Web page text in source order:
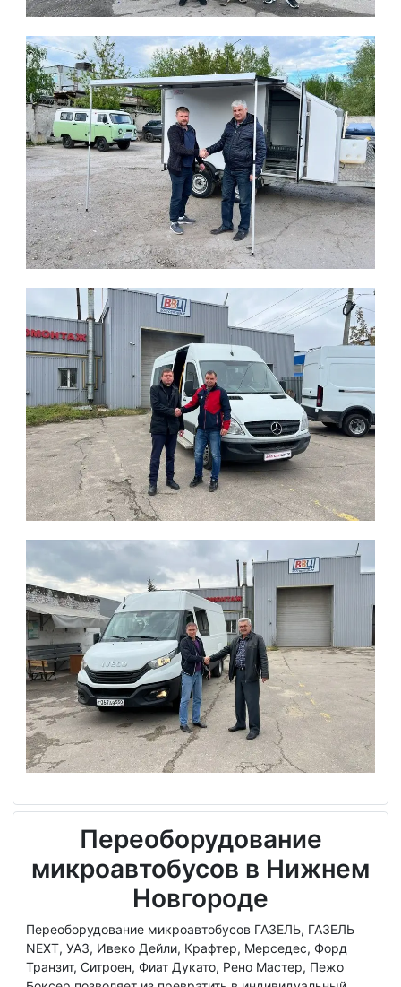
Переоборудование
микроавтобусов в Нижнем
Новгороде
Переоборудование микроавтобусов ГАЗЕЛЬ, ГАЗЕЛЬ
NEXT, УАЗ, Ивеко Дейли, Крафтер, Мерседес, Форд
Транзит, Ситроен, Фиат Дукато, Рено Мастер, Пежо